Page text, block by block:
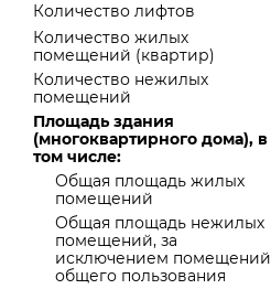
Количество лифтов
Количество жилых
помещений (квартир)
Количество нежилых
помещений
Площадь здания
(многоквартирного дома), в
том числе:
Общая площадь жилых
помещений
Общая площадь нежилых
помещений, за
исключением помещений
общего пользования